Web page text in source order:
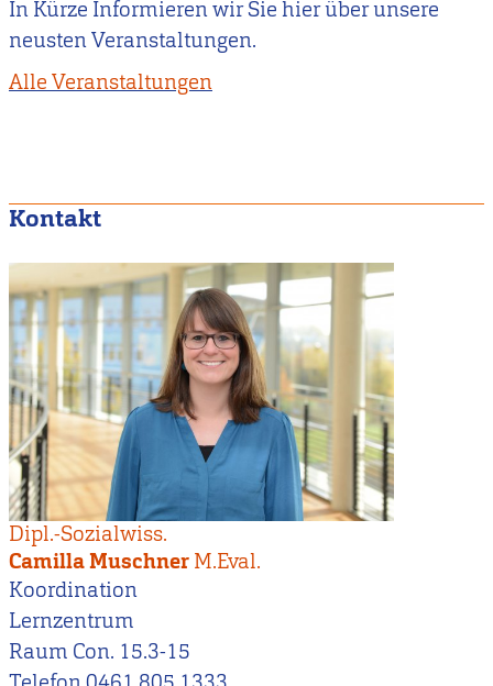
In Kürze Informieren wir Sie hier über unsere
neusten Veranstaltungen.
Alle Veranstaltungen
Kontakt
Dipl.-Sozialwiss.
Camilla Muschner M.Eval.
Koordination
Lernzentrum
Raum Con. 15.3-15